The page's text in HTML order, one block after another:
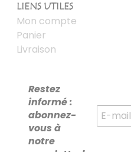
LIENS UTILES
Mon compte
Panier
Livraison
Restez
informé :
abonnez-
vous à
notre